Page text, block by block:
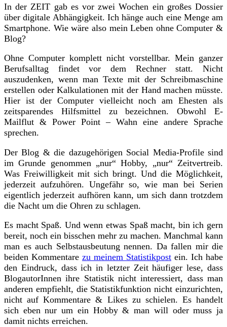
In der ZEIT gab es vor zwei Wochen ein großes Dossier
über digitale Abhängigkeit. Ich hänge auch eine Menge am
Smartphone. Wie wäre also mein Leben ohne Computer &
Blog?
Ohne Computer komplett nicht vorstellbar. Mein ganzer
Berufsalltag findet vor dem Rechner statt. Nicht
auszudenken, wenn man Texte mit der Schreibmaschine
erstellen oder Kalkulationen mit der Hand machen müsste.
Hier ist der Computer vielleicht noch am Ehesten als
zeitsparendes Hilfsmittel zu bezeichnen. Obwohl E-
Mailflut & Power Point – Wahn eine andere Sprache
sprechen.
Der Blog & die dazugehörigen Social Media-Profile sind
im Grunde genommen „nur“ Hobby, „nur“ Zeitvertreib.
Was Freiwilligkeit mit sich bringt. Und die Möglichkeit,
jederzeit aufzuhören. Ungefähr so, wie man bei Serien
eigentlich jederzeit aufhören kann, um sich dann trotzdem
die Nacht um die Ohren zu schlagen.
Es macht Spaß. Und wenn etwas Spaß macht, bin ich gern
bereit, noch ein bisschen mehr zu machen. Manchmal kann
man es auch Selbstausbeutung nennen. Da fallen mir die
beiden Kommentare zu meinem Statistikpost ein. Ich habe
den Eindruck, dass ich in letzter Zeit häufiger lese, dass
BlogautorInnen ihre Statistik nicht interessiert, dass man
anderen empfiehlt, die Statistikfunktion nicht einzurichten,
nicht auf Kommentare & Likes zu schielen. Es handelt
sich eben nur um ein Hobby & man will oder muss ja
damit nichts erreichen.